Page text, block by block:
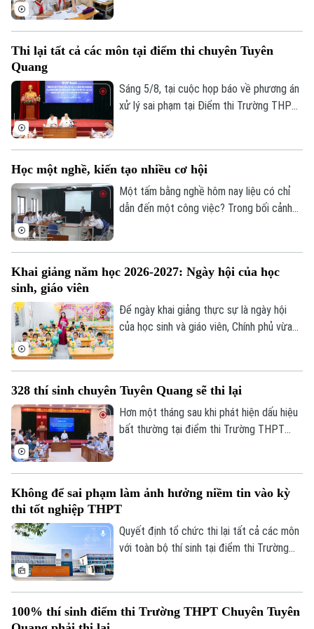
Di tích
Dinh dưỡng
Tư vấn sức khỏe
Bóng đá
Quần vợt
Golf
Giải trí
Tin tức
Sao
Điện ảnh
Thời trang
Âm nhạc
Đã phát sóng
Thi lại tất cả các môn tại điểm thi chuyên Tuyên
Quang
Sáng 5/8, tại cuộc họp báo về phương án
xử lý sai phạm tại Điểm thi Trường THPT
này. Thời gian thi lại dự kiến vào ngày 14
và 15/8.
Học một nghề, kiến tạo nhiều cơ hội
Một tấm bằng nghề hôm nay liệu có chỉ
dẫn đến một công việc? Trong bối cảnh
nghề, mà còn là người có năng lực thích
vai trò mới.
Khai giảng năm học 2026-2027: Ngày hội của học
sinh, giáo viên
Để ngày khai giảng thực sự là ngày hội
của học sinh và giáo viên, Chính phủ vừa
chất đến sách giáo khoa, bảo đảm không
học sinh nào bị bỏ lại phía sau.
328 thí sinh chuyên Tuyên Quang sẽ thi lại
Hơn một tháng sau khi phát hiện dấu hiệu
bất thường tại điểm thi Trường THPT
Không để sai phạm làm ảnh hưởng niềm tin vào kỳ
thi tốt nghiệp THPT
Quyết định tổ chức thi lại tất cả các môn
với toàn bộ thí sinh tại điểm thi Trường
quan và quy chế thi hiện hành, nhằm bảo
100% thí sinh điểm thi Trường THPT Chuyên Tuyên